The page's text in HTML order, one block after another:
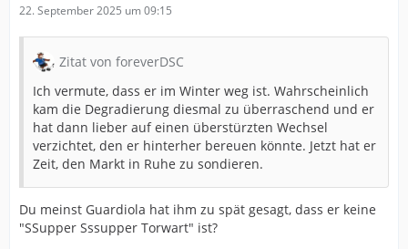
22. September 2025 um 09:15
Zitat von foreverDSC
Ich vermute, dass er im Winter weg ist. Wahrscheinlich
kam die Degradierung diesmal zu überraschend und er
hat dann lieber auf einen überstürzten Wechsel
verzichtet, den er hinterher bereuen könnte. Jetzt hat er
Zeit, den Markt in Ruhe zu sondieren.
Du meinst Guardiola hat ihm zu spät gesagt, dass er keine
"SSupper Sssupper Torwart" ist?